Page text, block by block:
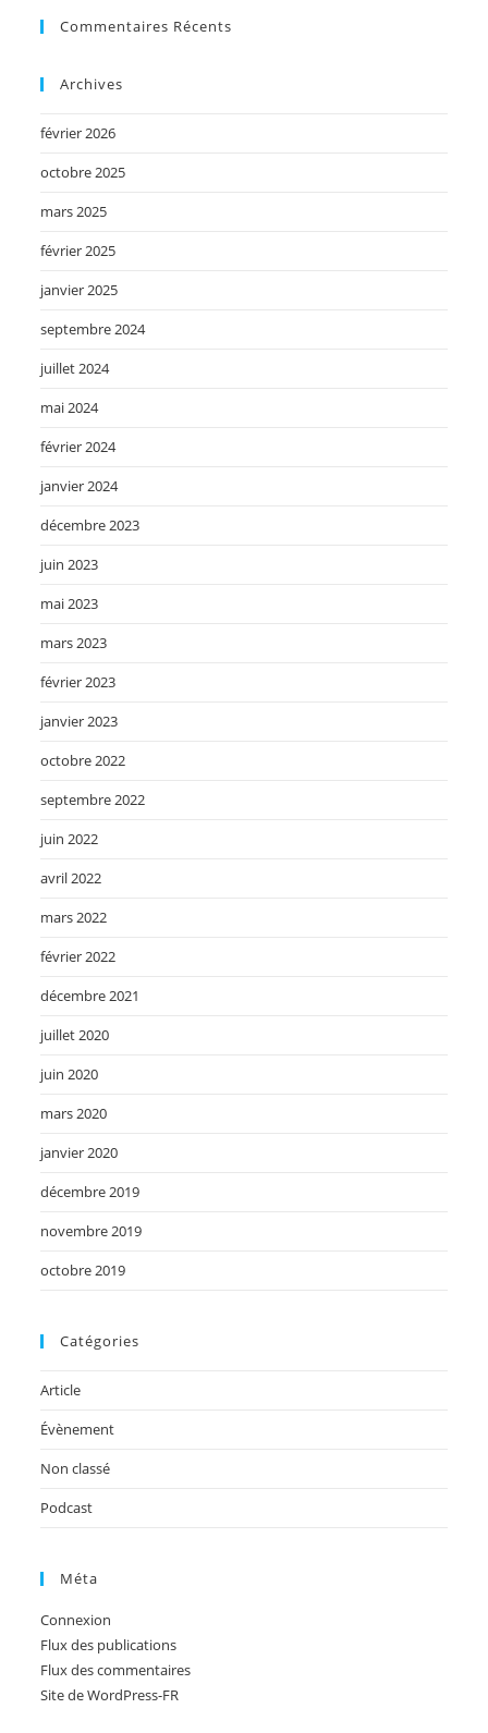
Commentaires Récents
Archives
février 2026
octobre 2025
mars 2025
février 2025
janvier 2025
septembre 2024
juillet 2024
mai 2024
février 2024
janvier 2024
décembre 2023
juin 2023
mai 2023
mars 2023
février 2023
janvier 2023
octobre 2022
septembre 2022
juin 2022
avril 2022
mars 2022
février 2022
décembre 2021
juillet 2020
juin 2020
mars 2020
janvier 2020
décembre 2019
novembre 2019
octobre 2019
Catégories
Article
Évènement
Non classé
Podcast
Méta
Connexion
Flux des publications
Flux des commentaires
Site de WordPress-FR